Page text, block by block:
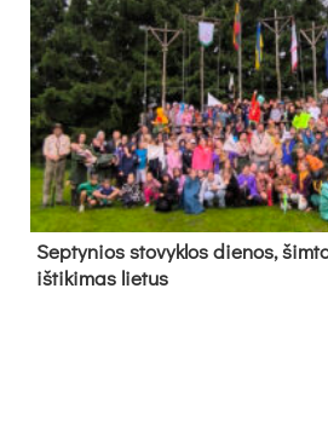
Sep­ty­nios sto­vyk­los die­nos,
iš­ti­ki­mas lie­tus